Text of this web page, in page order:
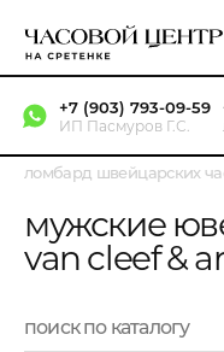
+7 (903) 793-09-59
ИП Пасмуров Г.С.
ломбард швейцарских
мужские
van cleef &